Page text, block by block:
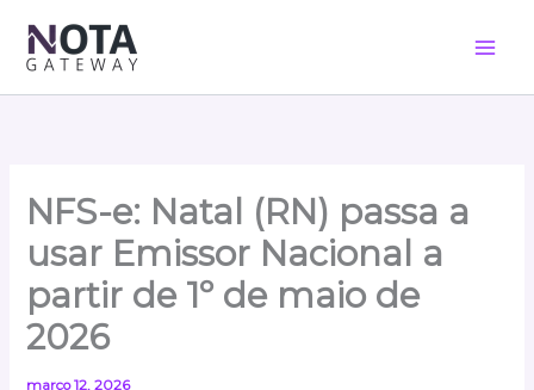
para
conteúdo
NFS-e: Natal (RN) passa a
usar Emissor Nacional a
partir de 1º de maio de
2026
março 12, 2026